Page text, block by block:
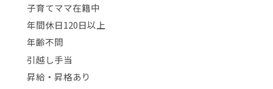
子育てママ在籍中
年間休日120日以上
年齢不問
引越し手当
昇給・昇格あり